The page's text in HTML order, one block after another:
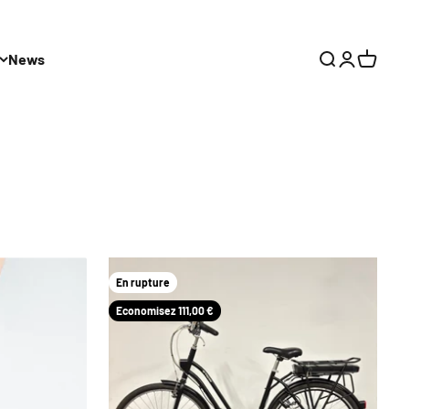
News
Recherche
Connexion
Panier
En rupture
Economisez 111,00 €